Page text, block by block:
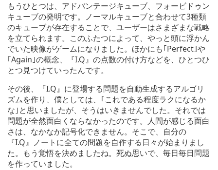
もうひとつは、アドバンテージキューブ、フォービドゥン
キューブの発明です。ノーマルキューブと合わせて3種類
のキューブが存在することで、ユーザーはさまざまな戦略
を立てられます。このふたつによって、やっと頭に浮かん
でいた映像がゲームになりました。ほかにも｢Perfect｣や
｢Again｣の概念、『I.Q』の点数の付け方などを、ひとつひ
とつ見つけていったんです。
その後、『I.Q』に登場する問題を自動生成するアルゴリ
ズムを作り、僕としては、｢これである程度ラクになるか
な｣と思いましたが、そうはいきませんでした。それでは
問題が全然面白くならなかったのです。人間が感じる面白
さは、なかなか記号化できません。そこで、自分の
『I.Q』ノートに全ての問題を自作する日々が始まりまし
た。もう覚悟を決めましたね。死ぬ思いで、毎日毎日問題
を作っていました。